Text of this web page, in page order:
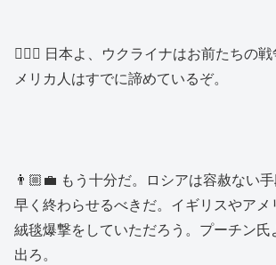
👨🏼‍✈️ 日本よ、ウクライナはお前たちの
メリカ人はすでに諦めているぞ。
👨🏼‍💼 もう十分だ。ロシアは容赦ない
早く終わらせるべきだ。イギリスやアメ
絨毯爆撃をしていただろう。プーチン
出ろ。